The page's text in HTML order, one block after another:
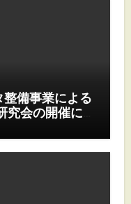
備事業による
究会の開催に